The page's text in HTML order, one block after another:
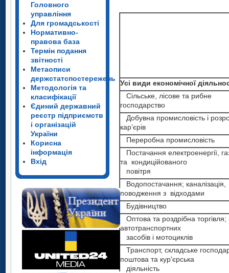
Головного
управління
Для громадськості
Нормативно-
правова база
Термін подання
звітності
Метаописи
держстатспостережень
Методологія та
класифікації
Єдиний державний
реєстр підприємств
і організацій
України
Корисна
інформація
Вхід
Усі види економічної
Сільське, лісове та рибне
господарство
Добувна промисловість і
кар’єрів
Переробна промисловість
Постачання електроенергії,
та кондиційованого
повітря
Водопостачання; каналізація,
поводження з відходами
Будівництво
Оптова та роздрібна
автотранспортних
засобів і мотоциклів
Транспорт, складське
поштова та кур'єрська
діяльність